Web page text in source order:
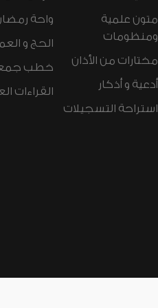
متون علمية
ومنظومات
مختارات من الأذان
أدعية و أذكار
استراحة التسجيلات
واحة
الحج و
خطب
القراءات